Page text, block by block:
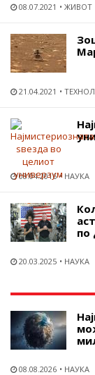
08.07.2021 ЖИВОТ
21.04.2021
08.04.2016 НАУКА
по
20.03.2025 НАУКА
08.08.2026 НАУКА